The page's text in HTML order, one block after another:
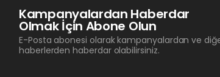
Kampanyalardan Haberdar
Olmak İçin Abone Olun
E-Posta abonesi olarak kampanyalardan ve
haberlerden haberdar olabilirsiniz.